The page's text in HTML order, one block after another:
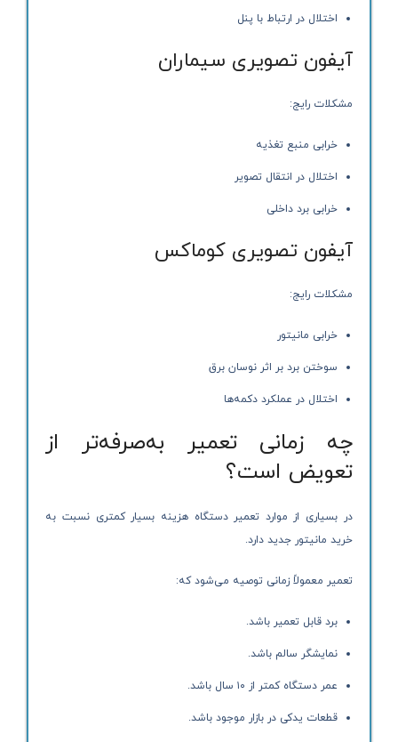
اختلال در ارتباط با پنل
آیفون تصویری سیماران
مشکلات رایج:
خرابی منبع تغذیه
اختلال در انتقال تصویر
خرابی برد داخلی
آیفون تصویری کوماکس
مشکلات رایج:
خرابی مانیتور
سوختن برد بر اثر نوسان برق
اختلال در عملکرد دکمه‌ها
چه زمانی تعمیر به‌صرفه‌تر از
تعویض است؟
در بسیاری از موارد تعمیر دستگاه هزینه بسیار کمتری نسبت به
خرید مانیتور جدید دارد.
تعمیر معمولاً زمانی توصیه می‌شود که:
برد قابل تعمیر باشد.
نمایشگر سالم باشد.
عمر دستگاه کمتر از ۱۰ سال باشد.
قطعات یدکی در بازار موجود باشد.